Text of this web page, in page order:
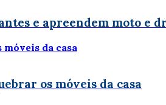
e apreendem moto e
os móveis da casa